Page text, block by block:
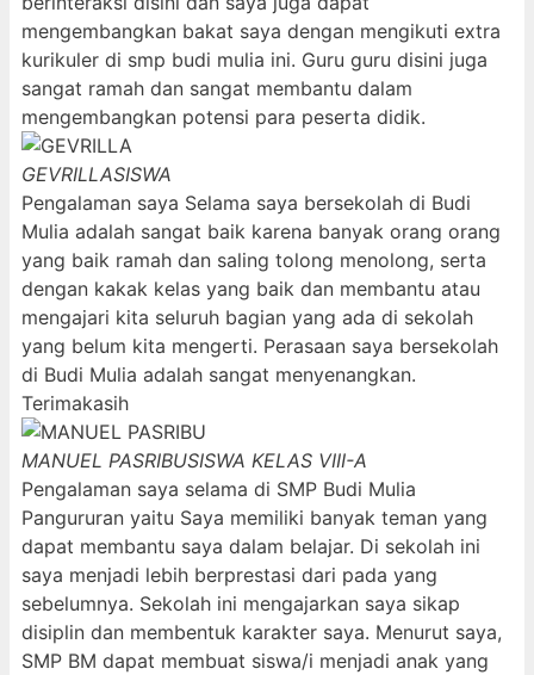
mengembangkan bakat saya dengan mengikuti extra
kurikuler di smp budi mulia ini. Guru guru disini juga
sangat ramah dan sangat membantu dalam
mengembangkan potensi para peserta didik.
GEVRILLASISWA
Pengalaman saya Selama saya bersekolah di Budi
Mulia adalah sangat baik karena banyak orang orang
yang baik ramah dan saling tolong menolong, serta
dengan kakak kelas yang baik dan membantu atau
mengajari kita seluruh bagian yang ada di sekolah
yang belum kita mengerti. Perasaan saya bersekolah
di Budi Mulia adalah sangat menyenangkan.
Terimakasih
MANUEL PASRIBUSISWA KELAS VIII-A
Pengalaman saya selama di SMP Budi Mulia
Pangururan yaitu Saya memiliki banyak teman yang
dapat membantu saya dalam belajar. Di sekolah ini
saya menjadi lebih berprestasi dari pada yang
sebelumnya. Sekolah ini mengajarkan saya sikap
disiplin dan membentuk karakter saya. Menurut saya,
SMP BM dapat membuat siswa/i menjadi anak yang